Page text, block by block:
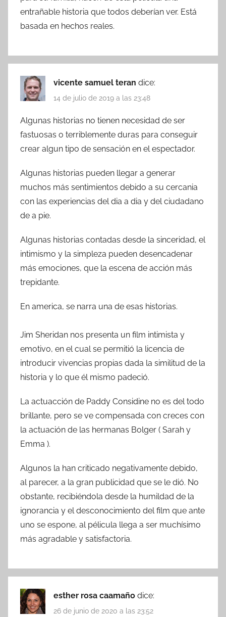
entrañable historia que todos deberían ver. Está
basada en hechos reales.
vicente samuel teran dice:
14 de julio de 2019 a las 23:48
Algunas historias no tienen necesidad de ser
fastuosas o terriblemente duras para conseguir
crear algun tipo de sensación en el espectador.
Algunas historias pueden llegar a generar
muchos más sentimientos debido a su cercania
con las experiencias del dia a dia y del ciudadano
de a pie.
Algunas historias contadas desde la sinceridad, el
intimismo y la simpleza pueden desencadenar
más emociones, que la escena de acción más
trepidante.
En america, se narra una de esas historias.
Jim Sheridan nos presenta un film intimista y
emotivo, en el cual se permitió la licencia de
introducir vivencias propias dada la similitud de la
historia y lo que él mismo padeció.
La actuacción de Paddy Considine no es del todo
brillante, pero se ve compensada con creces con
la actuación de las hermanas Bolger ( Sarah y
Emma ).
Algunos la han criticado negativamente debido,
al parecer, a la gran publicidad que se le dió. No
obstante, recibiéndola desde la humildad de la
ignorancia y el desconocimiento del film que ante
uno se espone, al pélicula llega a ser muchísimo
más agradable y satisfactoria.
esther rosa caamaño dice:
26 de junio de 2020 a las 23:52